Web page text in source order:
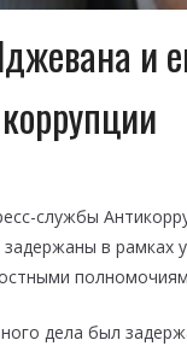
и
службы
в рамках
дела был